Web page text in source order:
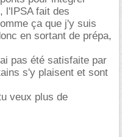
l'IPSA fait des
ça que j'y suis
en sortant de prépa,
pas été satisfaite par
s'y plaisent et sont
veux plus de